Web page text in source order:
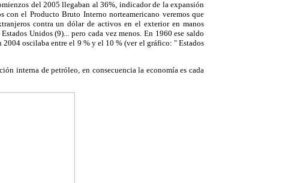
del 2005 llegaban al 36%, indicador de la expansión
con el Producto Bruto Interno norteamericano veremos que
contra un dólar de activos en el exterior en manos
Unidos (9)... pero cada vez menos. En 1960 ese saldo
oscilaba entre el 9 % y el 10 % (ver el gráfico: " Estados
interna de petróleo, en consecuencia la economía es cada